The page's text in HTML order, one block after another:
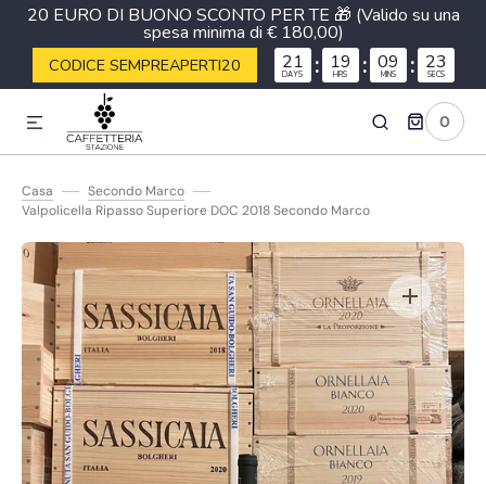
AI CONTENUTI
0
0
ARTICOLI
Casa
Secondo Marco
Valpolicella Ripasso Superiore DOC 2018 Secondo Marco
20 EURO DI BUONO SCONTO PER TE 🎁 (Valido su una
spesa minima di € 180,00)
CODICE SEMPREAPERTI20 21
DAYS : 19
HRS : 09
MINS : 22
SECS